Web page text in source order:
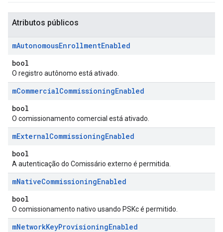
Atributos públicos
mAutonomousEnrollmentEnabled
bool
O registro autônomo está ativado.
mCommercialCommissioningEnabled
bool
O comissionamento comercial está ativado.
mExternalCommissioningEnabled
bool
A autenticação do Comissário externo é permitida.
mNativeCommissioningEnabled
bool
O comissionamento nativo usando PSKc é permitido.
mNetworkKeyProvisioningEnabled